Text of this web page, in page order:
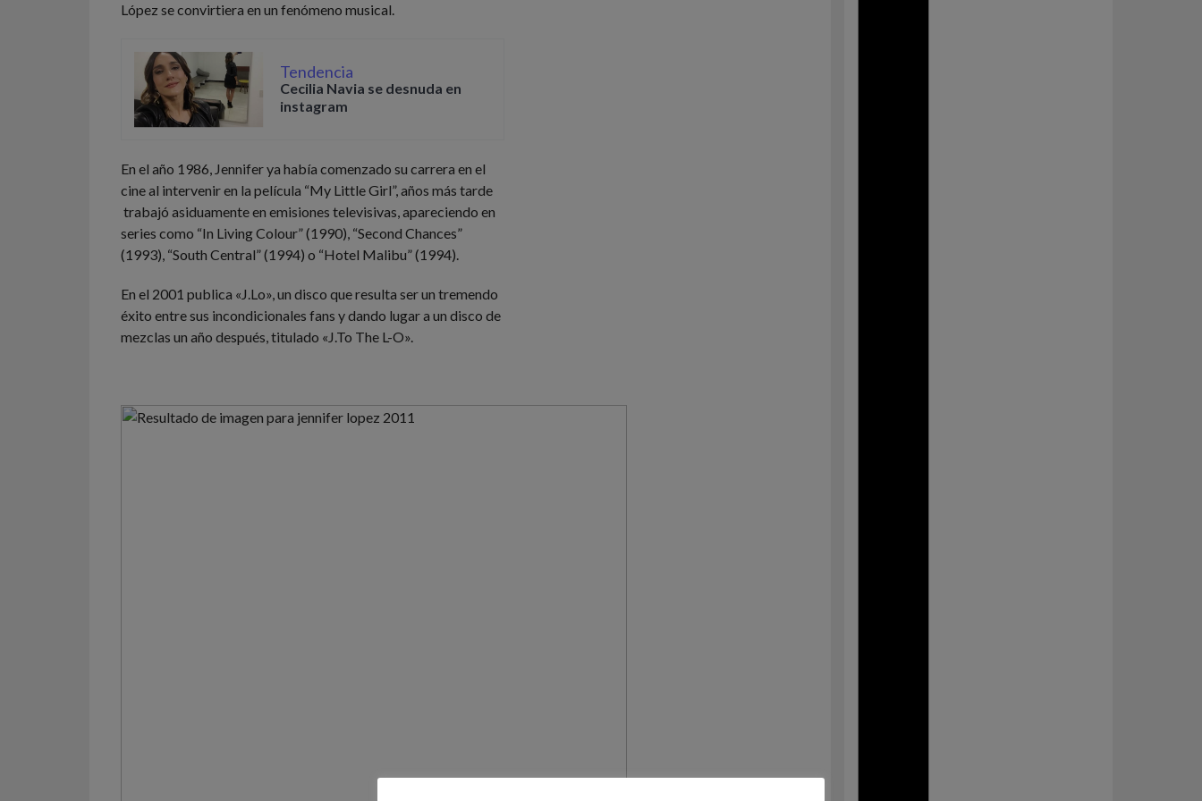
López se convirtiera en un fenómeno musical.
Tendencia
Cecilia Navia se desnuda en
instagram
En el año 1986, Jennifer ya había comenzado su carrera en el
cine al intervenir en la película “My Little Girl”, años más tarde
trabajó asiduamente en emisiones televisivas, apareciendo en
series como “In Living Colour” (1990), “Second Chances”
(1993), “South Central” (1994) o “Hotel Malibu” (1994).
En el 2001 publica «J.Lo», un disco que resulta ser un tremendo
éxito entre sus incondicionales fans y dando lugar a un disco de
mezclas un año después, titulado «J.To The L-O».